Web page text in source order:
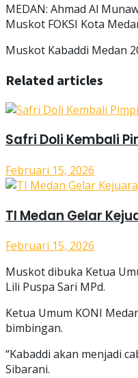
MEDAN: Ahmad Al
Muskot FOKSI Kota
Muskot Kabaddi Medan
Related articles
Safri Doli Kembali
Februari 15, 2026
TI Medan Gelar
Februari 15, 2026
Muskot dibuka Ketua
Lili Puspa Sari MPd.
Ketua Umum KONI
bimbingan.
“Kabaddi akan menjadi
Sibarani.